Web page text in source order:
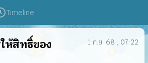
Timeline
ห้สิทธิ์ของ
1 ก.ย. 68 , 07:22